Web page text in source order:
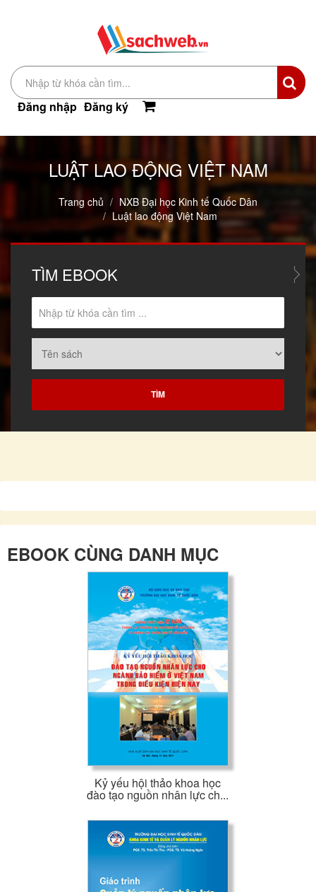
Đăng nhập Đăng ký
LUẬT LAO ĐỘNG VIỆT NAM
Trang chủ
NXB Đại học Kinh tế Quốc Dân
Luật lao động Việt Nam
TÌM EBOOK
EBOOK CÙNG DANH MỤC
Kỷ yếu hội thảo khoa học
đào tạo nguồn nhân lực ch...